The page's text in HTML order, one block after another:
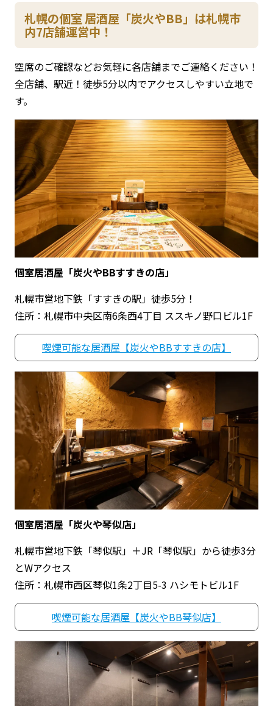
札幌の個室 居酒屋「炭火やBB」は札幌市
内7店舗運営中！
空席のご確認などお気軽に各店舗までご連絡ください！
全店舗、駅近！徒歩5分以内でアクセスしやすい立地で
す。
個室居酒屋「炭火やBBすすきの店」
札幌市営地下鉄「すすきの駅」徒歩5分！
住所：札幌市中央区南6条西4丁目 ススキノ野口ビル1F
喫煙可能な居酒屋【炭火やBBすすきの店】
個室居酒屋「炭火や琴似店」
札幌市営地下鉄「琴似駅」＋JR「琴似駅」から徒歩3分
とWアクセス
住所：札幌市西区琴似1条2丁目5-3 ハシモトビル1F
喫煙可能な居酒屋【炭火やBB琴似店】